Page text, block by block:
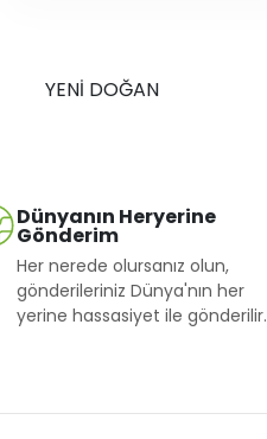
YENİ DOĞAN
Dünyanın Heryerine
Gönderim
Her nerede olursanız olun,
gönderileriniz Dünya'nın her
yerine hassasiyet ile gönderilir.